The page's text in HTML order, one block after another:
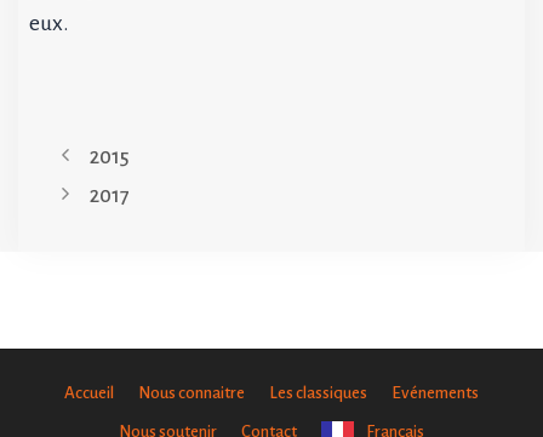
eux.
2015
2017
Accueil Nous connaitre Les classiques Evénements
Nous soutenir Contact Français